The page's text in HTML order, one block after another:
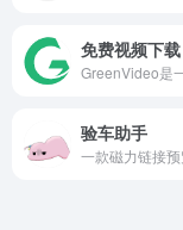
免费视频下载
验车助手